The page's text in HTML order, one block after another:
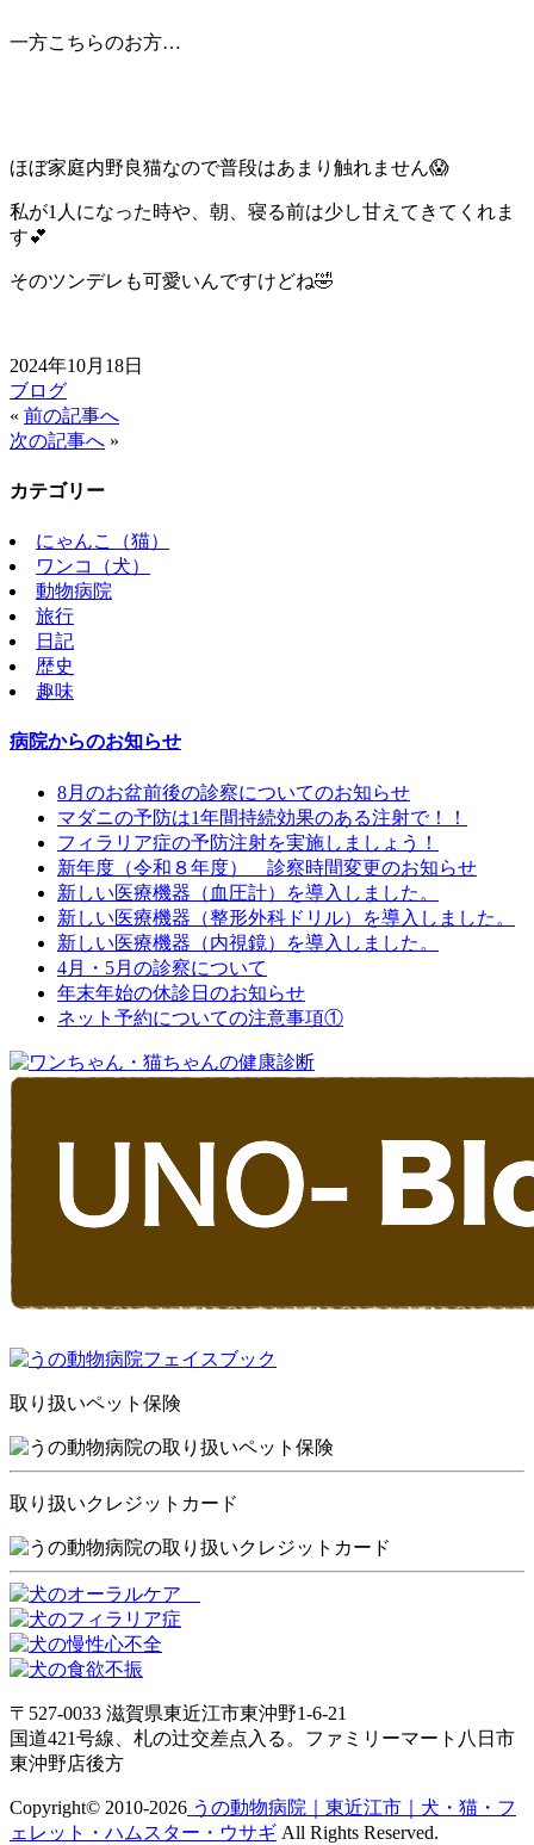
一方こちらのお方…
ほぼ家庭内野良猫なので普段はあまり触れません😱
私が1人になった時や、朝、寝る前は少し甘えてきてくれま
す💕
そのツンデレも可愛いんですけどね🤣
2024年10月18日
ブログ
« 前の記事へ
次の記事へ »
カテゴリー
にゃんこ（猫）
ワンコ（犬）
動物病院
旅行
日記
歴史
趣味
病院からのお知らせ
8月のお盆前後の診察についてのお知らせ
マダニの予防は1年間持続効果のある注射で！！
フィラリア症の予防注射を実施しましょう！
新年度（令和８年度） 診察時間変更のお知らせ
新しい医療機器（血圧計）を導入しました。
新しい医療機器（整形外科ドリル）を導入しました。
新しい医療機器（内視鏡）を導入しました。
4月・5月の診察について
年末年始の休診日のお知らせ
ネット予約についての注意事項①
取り扱いペット保険
取り扱いクレジットカード
〒527-0033 滋賀県東近江市東沖野1-6-21
国道421号線、札の辻交差点入る。ファミリーマート八日市
東沖野店後方
Copyright© 2010-2026 うの動物病院｜東近江市｜犬・猫・フ
ェレット・ハムスター・ウサギ All Rights Reserved.